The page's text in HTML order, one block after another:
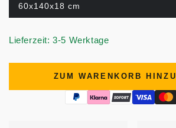
60x140x18 cm
Lieferzeit: 3-5 Werktage
ZUM WARENKORB